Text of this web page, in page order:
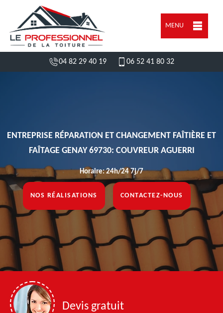
MENU
04 82 29 40 19 06 52 41 80 32
ENTREPRISE RÉPARATION ET CHANGEMENT FAÎTIÈRE ET
FAÎTAGE GENAY 69730: COUVREUR AGUERRI
Horaire: 24h/24 7j/7
NOS RÉALISATIONS CONTACTEZ-NOUS
Devis gratuit